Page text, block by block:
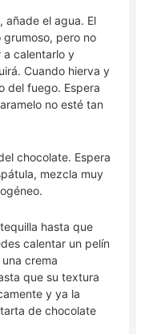
añade el agua. El
pero no
a calentarlo y
Cuando hierva y
del fuego. Espera
no esté tan
chocolate. Espera
mezcla muy
hasta que
calentar un pelín
crema
que su textura
y ya la
de chocolate